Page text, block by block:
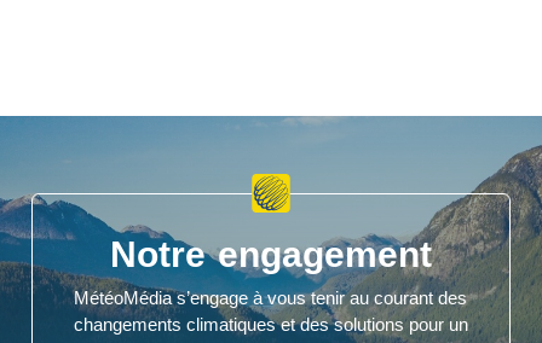
Notre engagement
MétéoMédia s’engage à vous tenir au courant des
changements climatiques et des solutions pour un